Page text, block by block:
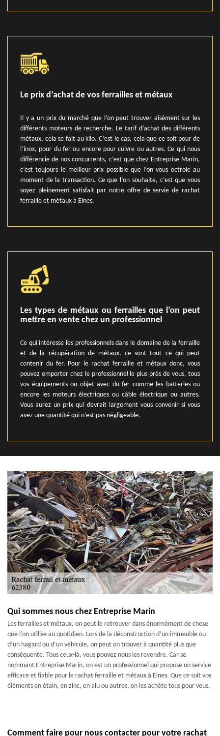
Le prix d’achat de vos ferrailles et métaux
Il y a un prix du marché que l’on peut trouver aisément sur les
différents moteurs de recherche. Le tarif d’achat des différents
métaux, cela se fait au kilo. C’est le cas, cela que ce soit pour de
l’inox, pour du fer ou encore pour cuivre ou autres. Ce qui nous
différencie de nos concurrents, c’est que chez Entreprise Marin,
c’est toujours le meilleur prix possible que l’on vous octroie au
moment de la transaction. Ce que l’on souhaite, c’est que vous
soyez pleinement satisfait par notre offre de servie de rachat
ferraille et métaux à Elnes.
Les types de métaux ou ferrailles que l’on peut
mettre en vente chez un professionnel
Ce qui intéresse les professionnels dans le domaine de la ferraille
et de la récupération de métaux, ce sont tout ce qui peut
contenir du fer. Pour le rachat ferraille et métaux donc, vous
pouvez emporter chez le professionnel le plus près de vous, tous
vos équipements ou objet avec du fer comme les batteries ou
encore les moteurs électriques ou câble électrique ou autres.
Vous aurez un prix qui devrait largement vous convenir si vous
avez une quantité qui n’est pas négligeable.
Qui sommes nous chez Entreprise Marin
Les ferrailles et métaux, on peut le retrouver dans énormément de chose
que l’on utilise au quotidien. Lors de la déconstruction d’un immeuble ou
d’un hagard ou d’un véhicule, on peut on trouver à quantité plus que
conséquente. Tous ceux-là, vous pouvez nous les revendre. Car se
nommant Entreprise Marin, on est un professionnel qui propose un service
efficace et fiable pour le rachat ferraille et métaux à Elnes. Que ce soit vos
éléments en étain, en zinc, en alu ou autres, on les achète tous pour vous.
Comment faire pour nous contacter pour votre rachat